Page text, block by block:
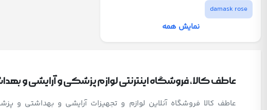
damask rose
نمایش همه
عاطف کالا، فروشگاه اینترنتی لوازم پزشکی و آرایشی و
عاطف کالا فروشگاه آنلاین لوازم و تجهیزات آرایشی و بهداشتی و